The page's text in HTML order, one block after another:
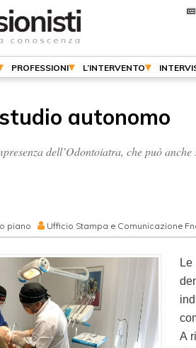
PROFESSIONI L’INTERVENTO
autonomo
dell’Odontoiatra, che può
piano Ufficio Stampa e Comunicazione
A